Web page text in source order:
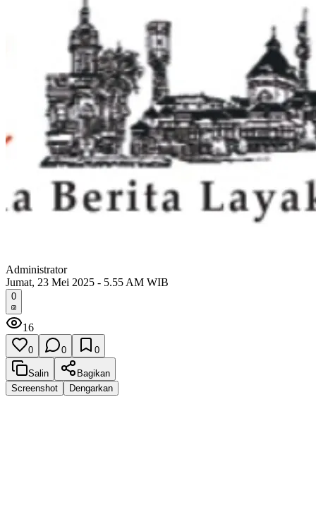
Administrator
Jumat, 23 Mei 2025 - 5.55 AM WIB
0
16
0 0 0
Salin
Bagikan
Screenshot
Dengarkan